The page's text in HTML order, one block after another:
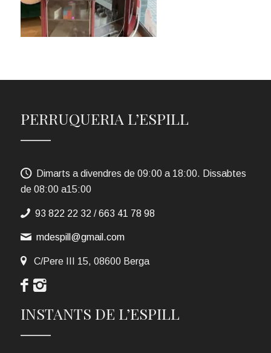
PERRUQUERIA L’ESPILL
Dimarts a divendres de 09:00 a 18:00. Dissabtes
de 08:00 a15:00
93 822 22 32 /663 41 78 98
mdespill@gmail.com
C/Pere III 15, 08600 Berga
INSTANTS DE L’ESPILL